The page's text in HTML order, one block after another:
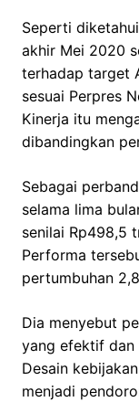
Seperti
akhir Mei 2020
terhadap target
sesuai Perpres
Kinerja itu
dibandingkan
Sebagai
selama lima
senilai Rp498,5
Performa
pertumbuhan
Dia menyebut
yang efektif dan
Desain
menjadi